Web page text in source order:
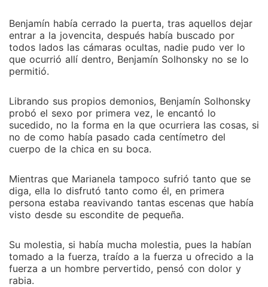
Benjamín había cerrado la puerta, tras aquellos dejar
entrar a la jovencita, después había buscado por
todos lados las cámaras ocultas, nadie pudo ver lo
que ocurrió allí dentro, Benjamín Solhonsky no se lo
permitió.
Librando sus propios demonios, Benjamín Solhonsky
probó el sexo por primera vez, le encantó lo
sucedido, no la forma en la que ocurriera las cosas, si
no de como había pasado cada centímetro del
cuerpo de la chica en su boca.
Mientras que Marianela tampoco sufrió tanto que se
diga, ella lo disfrutó tanto como él, en primera
persona estaba reavivando tantas escenas que había
visto desde su escondite de pequeña.
Su molestia, si había mucha molestia, pues la habían
tomado a la fuerza, traído a la fuerza u ofrecido a la
fuerza a un hombre pervertido, pensó con dolor y
rabia.